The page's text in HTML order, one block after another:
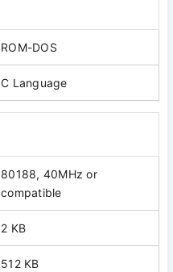
ROM-DOS
C Language
80188, 40MHz or
compatible
2 KB
512 KB